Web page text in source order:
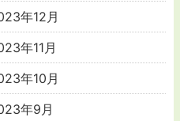
年12月
年11月
年10月
年9月